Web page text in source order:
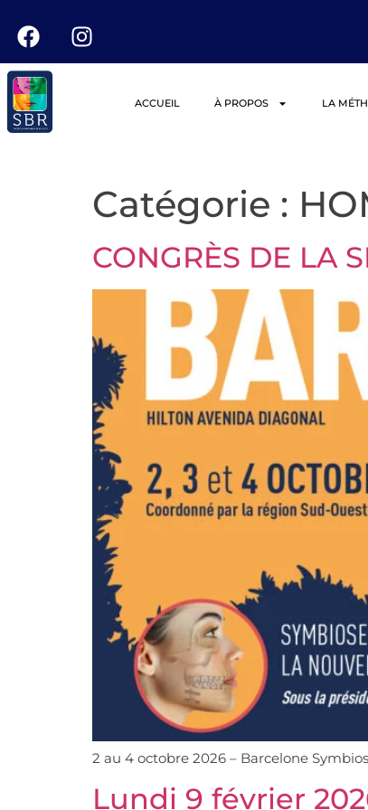
ACCUEIL À PROPOS LA
Catégorie :
CONGRÈS DE LA
2 au 4 octobre 2026 – Barcelone
Lundi 9 février